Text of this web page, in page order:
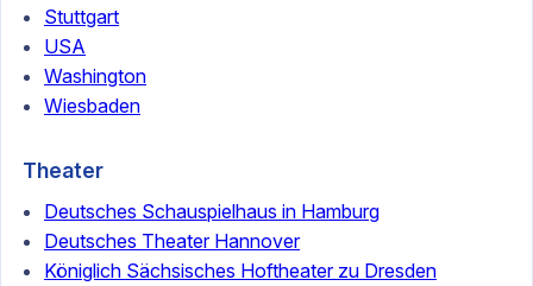
Stuttgart
USA
Washington
Wiesbaden
Theater
Deutsches Schauspielhaus in Hamburg
Deutsches Theater Hannover
Königlich Sächsisches Hoftheater zu Dresden